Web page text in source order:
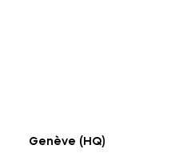
Genève (HQ)